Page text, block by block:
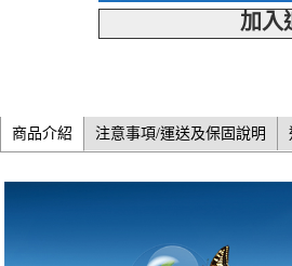
加入
商品介紹 注意事項/運送及保固說明